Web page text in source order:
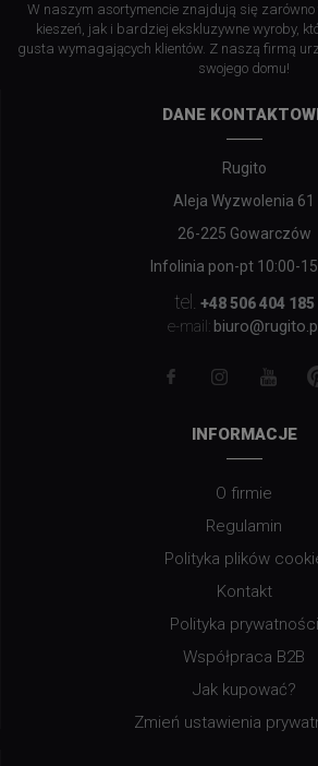
W naszym asortymencie znajdują się
kieszeń, jak i bardziej ekskluzywne wyroby,
gusta wymagających klientów. Z naszą firmą
swojego domu!
DANE
Rugito
Aleja Wyzwolenia 61
26-225 Gowarczów
Infolinia pon-pt 10:00-
tel.
+48 506 404 185
e-mail:
INFORMACJE
O firmie
Regulamin
Polityka plików
Kontakt
Polityka prywatności
Współpraca B2B
Jak kupować?
Zmień ustawienia